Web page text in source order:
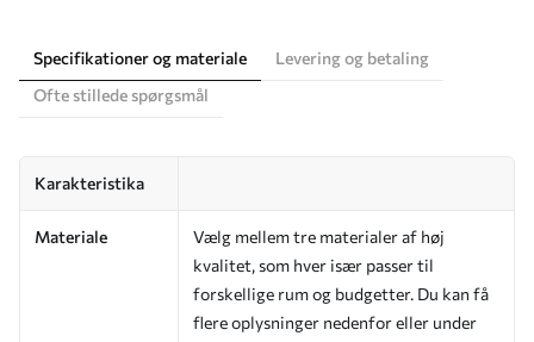
Specifikationer og materiale
Levering og betaling
Ofte stillede spørgsmål
Karakteristika
Materiale
Vælg mellem tre materialer af høj
kvalitet, som hver især passer til
forskellige rum og budgetter. Du kan få
flere oplysninger nedenfor eller under